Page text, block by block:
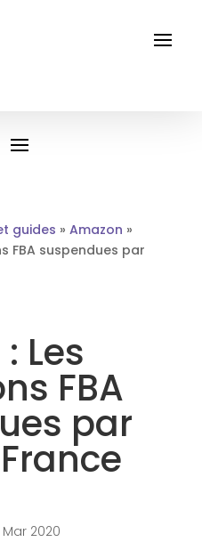
guides » Amazon »
FBA suspendues par
Les
FBA
par
Mar 2020